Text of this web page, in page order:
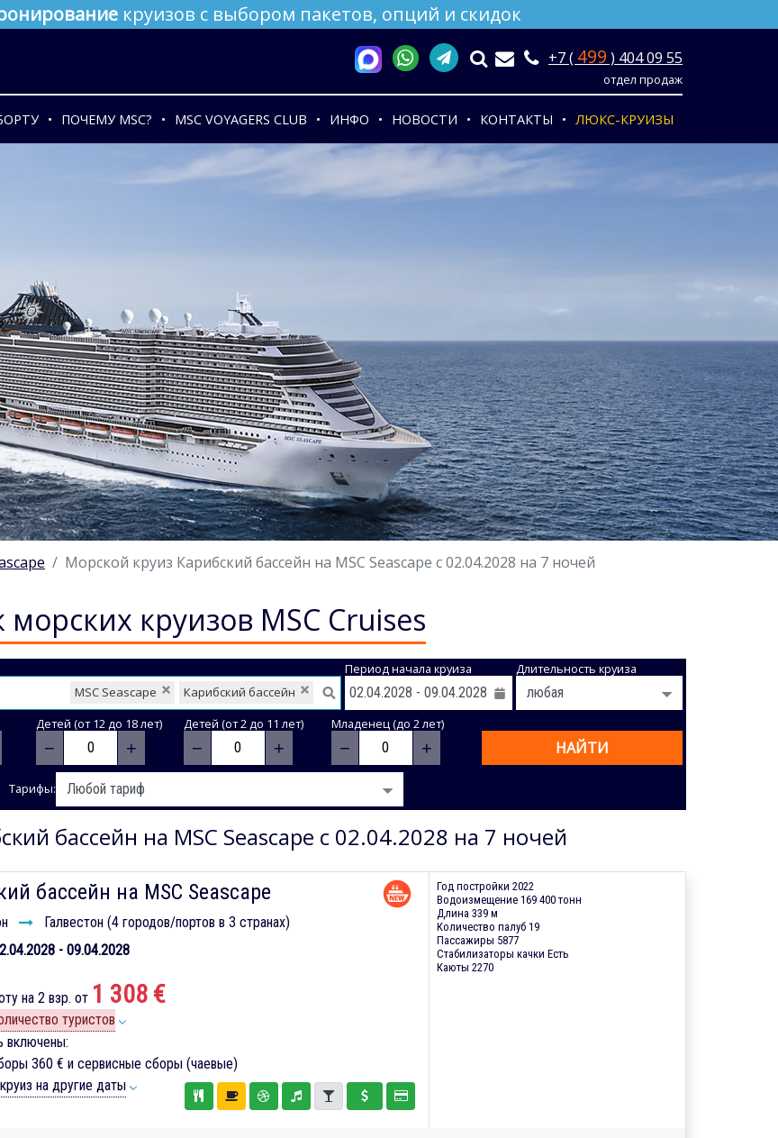
круизов с выбором пакетов, опций и скидок
+7 ( 499 ) 404 09 55
отдел продаж
ПОЧЕМУ MSC? MSC VOYAGERS CLUB ИНФО НОВОСТИ КОНТАКТЫ ЛЮКС-КРУИЗЫ
Морской круиз Карибский бассейн на MSC Seascape с 02.04.2028 на 7 ночей
морских круизов MSC Cruises
Карибский бассейн
MSC Seascape
Период начала круиза Длительность круиза
Детей (от 12 до 18 лет)
− +
Детей (от 2 до 11 лет)
− +
Младенец (до 2 лет)
− + НАЙТИ
Тарифы:
бассейн на MSC Seascape с 02.04.2028 на 7 ночей
бассейн на MSC Seascape
Галвестон (4 городов/портов в 3 странах)
- 09.04.2028
на 2 взр. от 1 308 €
туристов
включены:
360 € и сервисные сборы (чаевые)
на другие даты
Год постройки 2022
Водоизмещение 169 400 тонн
Длина 339 м
Количество палуб 19
Пассажиры 5877
Стабилизаторы качки Есть
Каюты 2270